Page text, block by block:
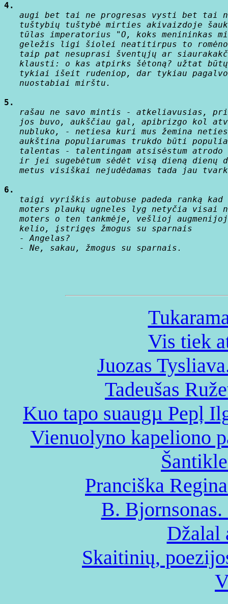
4.
augi bet tai ne progresas vysti bet tai
tuštybių tuštybė mirties akivaizdoje
tūlas imperatorius "O, koks menininkas
geležis ligi šiolei neatitirpus to
taip pat nesuprasi šventųjų ar
klausti: o kas atpirks šėtoną? užtat
tykiai išeit rudeniop, dar tykiau
   nuostabiai mirštu.
5.
rašau ne savo mintis - atkeliavusias,
jos buvo, aukščiau gal, apibrizgo kol
nubluko, - netiesa kuri mus žemina
aukština populiarumas trukdo būti
talentas - talentingam atsisėstum atrodo
ir jei sugebėtum sėdėt visą dieną dienų
metus visiškai nejudėdamas tada jau
6.
taigi vyriškis autobuse padeda ranką kad
moters plaukų ugneles lyg netyčia visai
moters o ten tankmėje, vešlioj
   kelio, įstrigęs žmogus su sparnais
   - Angelas?
   - Ne, sakau, žmogus su sparnais.
Vis tiek
Juozas
Tadeušas
Kuo tapo suaugµ Pepļ
Vienuolyno kapeliono
Pranciška
B.
Džalal
Skaitinių,